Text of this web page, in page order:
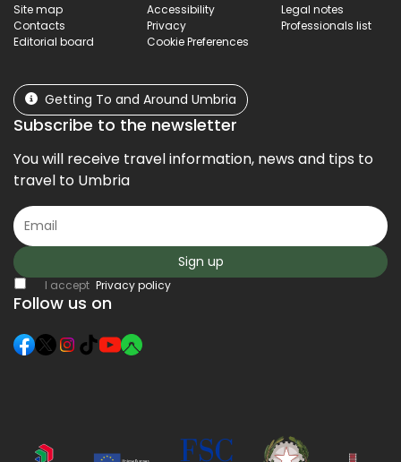
Site map Accessibility
Legal notes
Contacts
Privacy
Professionals list
Editorial board
Cookie Preferences
Getting To and Around Umbria
Subscribe to the newsletter
You will receive travel information, news and tips to
travel to Umbria
Sign up
I accept Privacy policy
Follow us on